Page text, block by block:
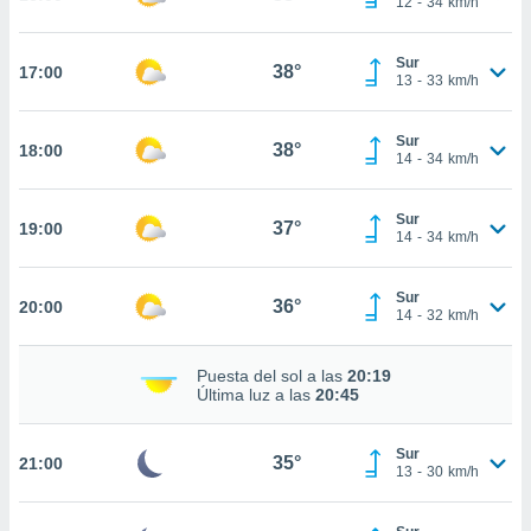
de que
sean
el sitio
para
ni para
aunque
no
abono
17:00 38°
Sur
13 - 33 km/h
18:00 38°
Sur
14 - 34 km/h
19:00 37°
Sur
14 - 34 km/h
20:00 36°
Sur
14 - 32 km/h
Puesta del sol a las 20:19
Última luz a las 20:45
21:00 35°
Sur
13 - 30 km/h